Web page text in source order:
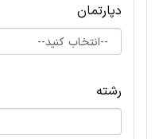
دپارتمان
رشته